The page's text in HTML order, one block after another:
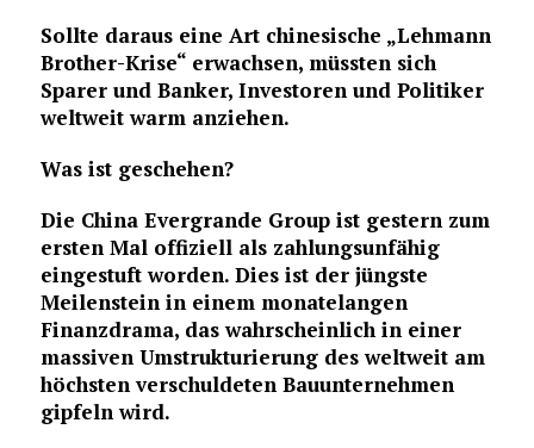
Sollte daraus eine Art chinesische „Lehmann
Brother-Krise“ erwachsen, müssten sich
Sparer und Banker, Investoren und Politiker
weltweit warm anziehen.
Was ist geschehen?
Die China Evergrande Group ist gestern zum
ersten Mal offiziell als zahlungsunfähig
eingestuft worden. Dies ist der jüngste
Meilenstein in einem monatelangen
Finanzdrama, das wahrscheinlich in einer
massiven Umstrukturierung des weltweit am
höchsten verschuldeten Bauunternehmen
gipfeln wird.